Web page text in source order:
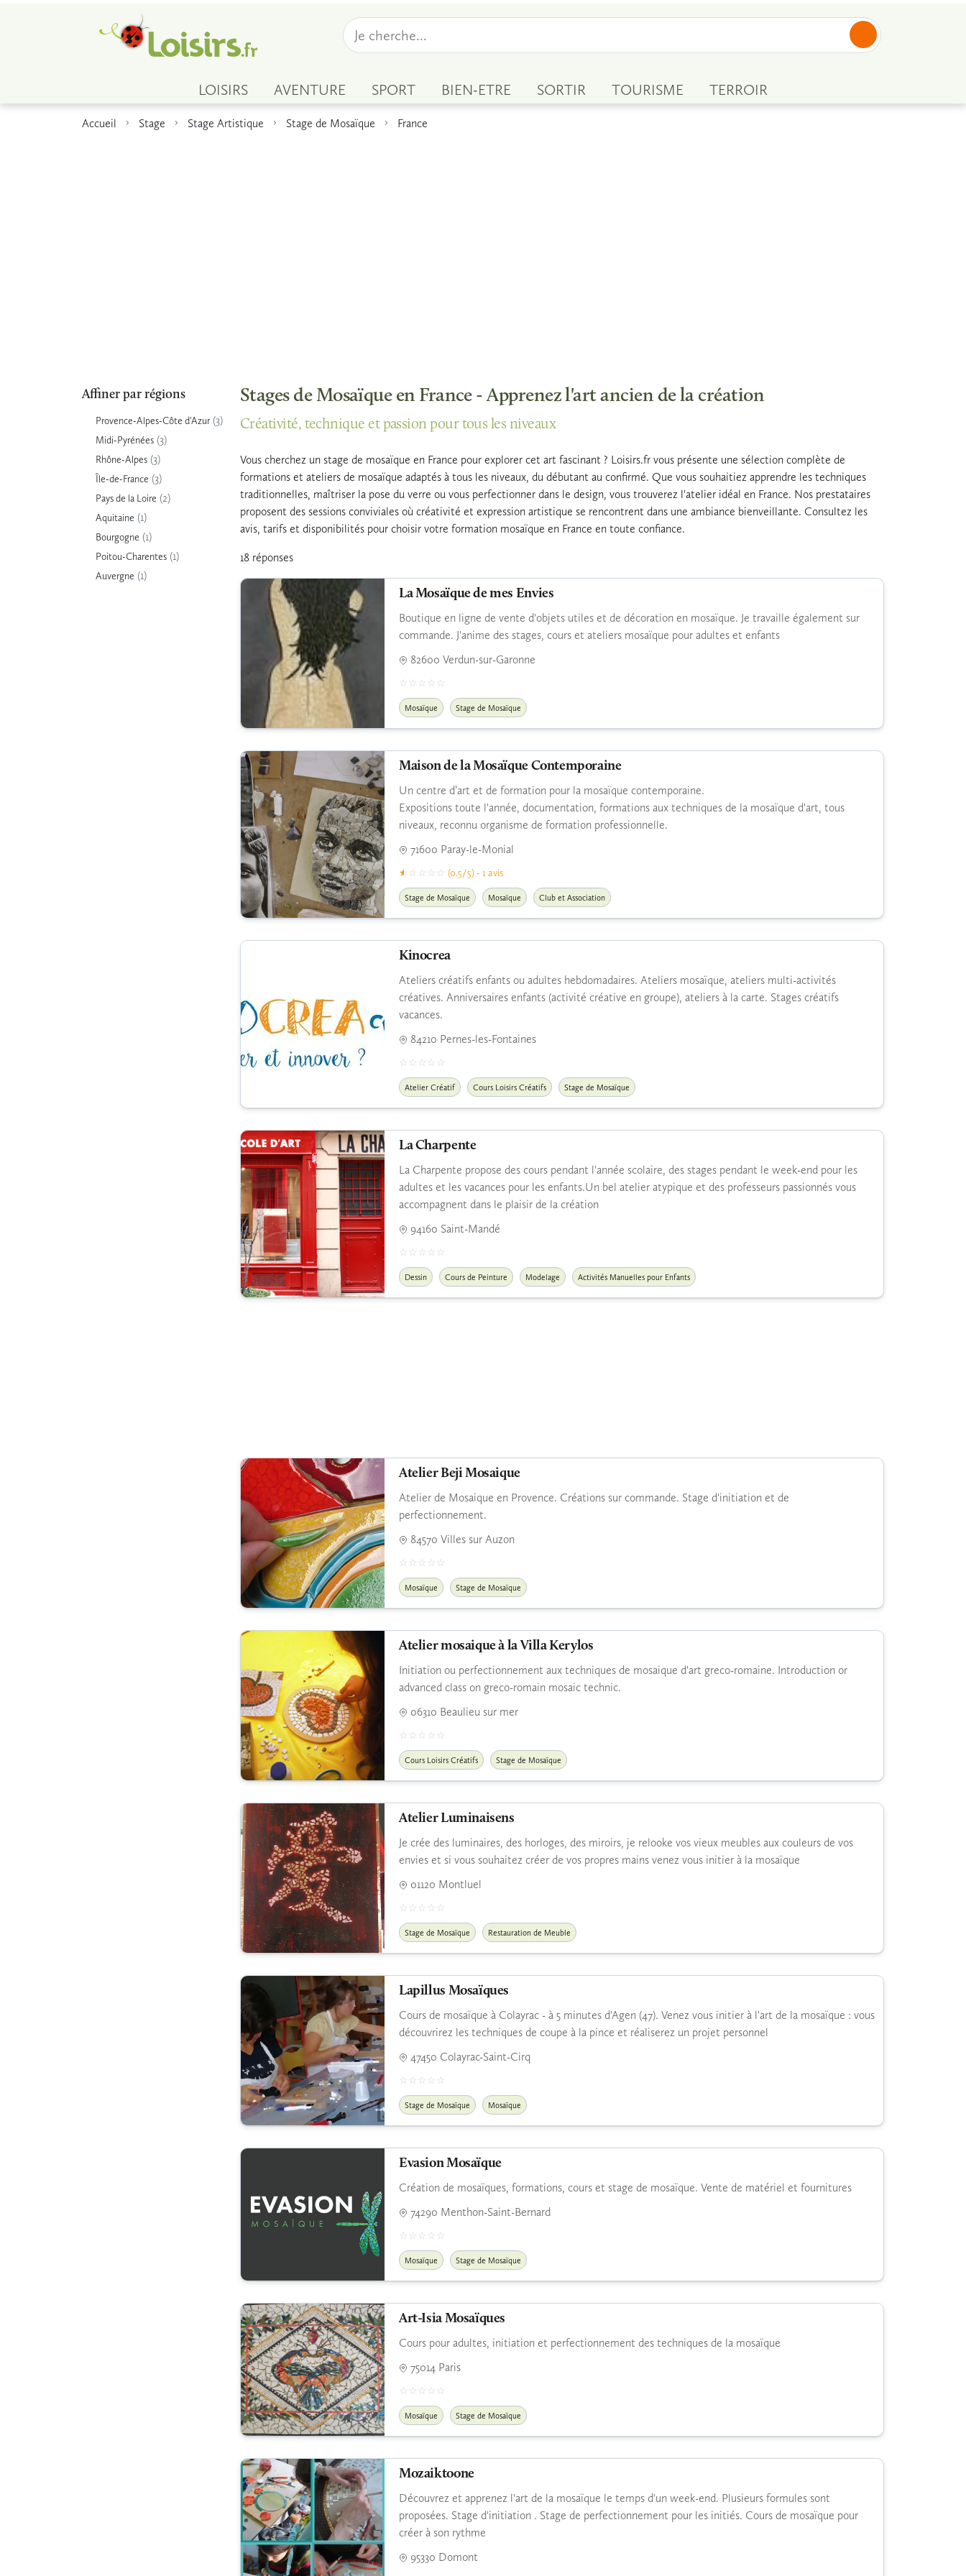
LOISIRS AVENTURE SPORT BIEN-ETRE SORTIR TOURISME TERROIR
Accueil Stage Stage Artistique Stage de Mosaïque France
Affiner par régions
Provence-Alpes-Côte d'Azur(3)
Midi-Pyrénées (3)
Rhône-Alpes (3)
Île-de-France (3)
Pays de la Loire (2)
Aquitaine (1)
Bourgogne (1)
Poitou-Charentes (1)
Auvergne (1)
Stages de Mosaïque en France - Apprenez l'art ancien de la création
Créativité, technique et passion pour tous les niveaux
Vous cherchez un stage de mosaïque en France pour explorer cet art fascinant ? Loisirs.fr vous présente une sélection complète de
formations et ateliers de mosaïque adaptés à tous les niveaux, du débutant au confirmé. Que vous souhaitiez apprendre les techniques
traditionnelles, maîtriser la pose du verre ou vous perfectionner dans le design, vous trouverez l'atelier idéal en France. Nos prestataires
proposent des sessions conviviales où créativité et expression artistique se rencontrent dans une ambiance bienveillante. Consultez les
avis, tarifs et disponibilités pour choisir votre formation mosaïque en France en toute confiance.
18 réponses
La Mosaïque de mes Envies
Boutique en ligne de vente d'objets utiles et de décoration en mosaïque. Je travaille également sur
commande. J'anime des stages, cours et ateliers mosaïque pour adultes et enfants
82600 Verdun-sur-Garonne
Mosaïque Stage de Mosaïque
Maison de la Mosaïque Contemporaine
Un centre d’art et de formation pour la mosaïque contemporaine.
Expositions toute l'année, documentation, formations aux techniques de la mosaïque d'art, tous
niveaux, reconnu organisme de formation professionnelle.
71600 Paray-le-Monial
(0.5/5) - 1 avis
Stage de Mosaïque Mosaïque Club et Association
Kinocrea
Ateliers créatifs enfants ou adultes hebdomadaires. Ateliers mosaïque, ateliers multi-activités
créatives. Anniversaires enfants (activité créative en groupe), ateliers à la carte. Stages créatifs
vacances.
84210 Pernes-les-Fontaines
Atelier Créatif Cours Loisirs Créatifs Stage de Mosaïque
La Charpente
La Charpente propose des cours pendant l'année scolaire, des stages pendant le week-end pour les
adultes et les vacances pour les enfants.Un bel atelier atypique et des professeurs passionnés vous
accompagnent dans le plaisir de la création
94160 Saint-Mandé
Dessin Cours de Peinture Modelage Activités Manuelles pour Enfants
Atelier Beji Mosaique
Atelier de Mosaique en Provence. Créations sur commande. Stage d'initiation et de
perfectionnement.
84570 Villes sur Auzon
Mosaïque Stage de Mosaïque
Atelier mosaique à la Villa Kerylos
Initiation ou perfectionnement aux techniques de mosaique d'art greco-romaine. Introduction or
advanced class on greco-romain mosaic technic.
06310 Beaulieu sur mer
Cours Loisirs Créatifs Stage de Mosaïque
Atelier Luminaisens
Je crée des luminaires, des horloges, des miroirs, je relooke vos vieux meubles aux couleurs de vos
envies et si vous souhaitez créer de vos propres mains venez vous initier à la mosaïque
01120 Montluel
Stage de Mosaïque Restauration de Meuble
Lapillus Mosaïques
Cours de mosaïque à Colayrac - à 5 minutes d'Agen (47). Venez vous initier à l'art de la mosaïque : vous
découvrirez les techniques de coupe à la pince et réaliserez un projet personnel
47450 Colayrac-Saint-Cirq
Stage de Mosaïque Mosaïque
Evasion Mosaïque
Création de mosaïques, formations, cours et stage de mosaïque. Vente de matériel et fournitures
74290 Menthon-Saint-Bernard
Mosaïque Stage de Mosaïque
Art-Isia Mosaïques
Cours pour adultes, initiation et perfectionnement des techniques de la mosaïque
75014 Paris
Mosaïque Stage de Mosaïque
Mozaiktoone
Découvrez et apprenez l'art de la mosaïque le temps d'un week-end. Plusieurs formules sont
proposées. Stage d'initiation . Stage de perfectionnement pour les initiés. Cours de mosaïque pour
créer à son rythme
95330 Domont